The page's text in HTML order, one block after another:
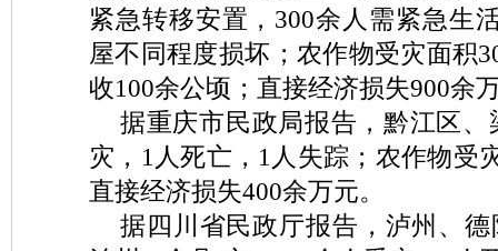
紧急转移安置，300余人需紧急生
屋不同程度损坏；农作物受灾面积
收100余公顷；直接经济损失900余
据重庆市民政局报告，黔江区、
灾，1人死亡，1人失踪；农作物受
直接经济损失400余万元。
据四川省民政厅报告，泸州、